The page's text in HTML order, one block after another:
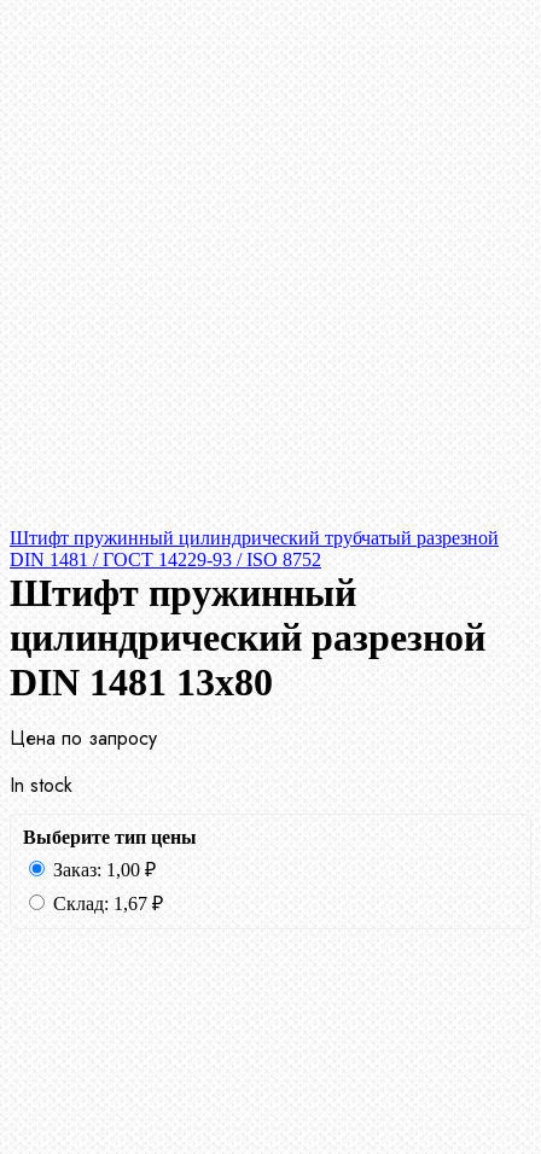
Штифт пружинный цилиндрический трубчатый разрезной
DIN 1481 / ГОСТ 14229-93 / ISO 8752
Штифт пружинный
цилиндрический разрезной
DIN 1481 13х80
Цена по запросу
In stock
Выберите тип цены
Заказ: 1,00 ₽
Склад: 1,67 ₽